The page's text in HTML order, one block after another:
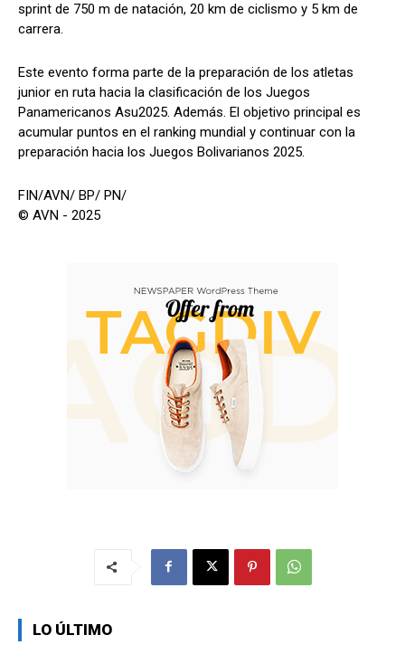
sprint de 750 m de natación, 20 km de ciclismo y 5 km de
carrera.
Este evento forma parte de la preparación de los atletas
junior en ruta hacia la clasificación de los Juegos
Panamericanos Asu2025. Además. El objetivo principal es
acumular puntos en el ranking mundial y continuar con la
preparación hacia los Juegos Bolivarianos 2025.
FIN/AVN/ BP/ PN/
© AVN - 2025
LO ÚLTIMO